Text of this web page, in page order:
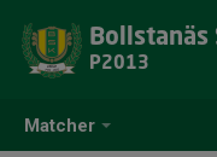
Matcher
Bollstanäs
P2013